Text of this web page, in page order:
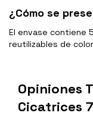
¿Cómo se
El envase contiene
reutilizables de
Opiniones
Cicatrices